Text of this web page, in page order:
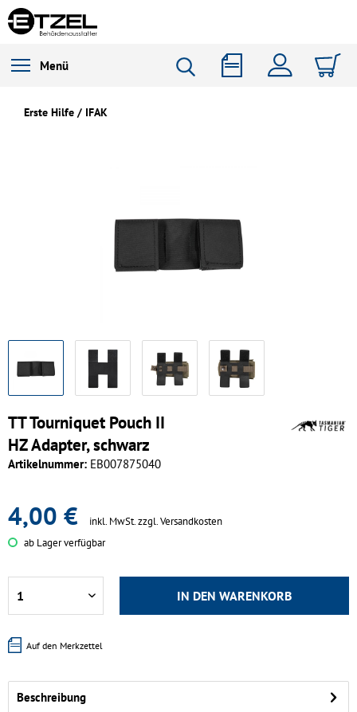
Menü
Erste Hilfe / IFAK
TT Tourniquet Pouch II
HZ Adapter, schwarz
Artikelnummer: EB007875040
4,00 € inkl. MwSt.zzgl. Versandkosten
ab Lager verfügbar
IN DEN WARENKORB
Auf den Merkzettel
Beschreibung